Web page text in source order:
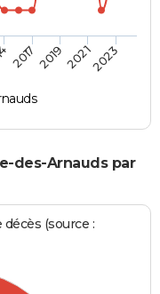
2017 201920212023
des-Arnauds par
(source :